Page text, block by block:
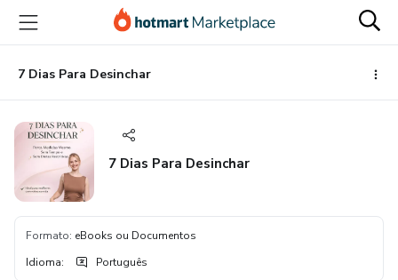
para
conteúdo
principal
para
pagamento
para
rodapé7 Dias Para Desinchar
7 Dias Para Desinchar
Formato: eBooks ou Documentos
Idioma: Português